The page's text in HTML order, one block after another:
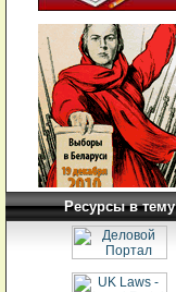
Ресурсы в тему